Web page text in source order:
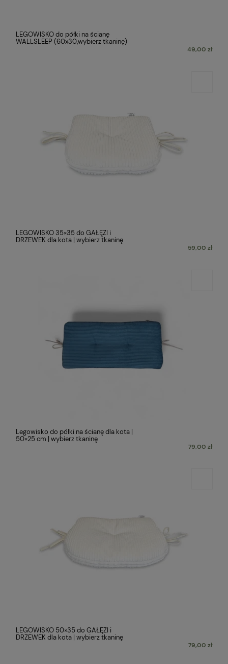
LEGOWISKO do półki na ścianę
WALLSLEEP (60x30,wybierz tkaninę)
49,00 zł
LEGOWISKO 35×35 do GAŁĘZI i
DRZEWEK dla kota | wybierz tkaninę
59,00 zł
Legowisko do półki na ścianę dla kota |
50×25 cm | wybierz tkaninę
79,00 zł
LEGOWISKO 50×35 do GAŁĘZI i
DRZEWEK dla kota | wybierz tkaninę
79,00 zł